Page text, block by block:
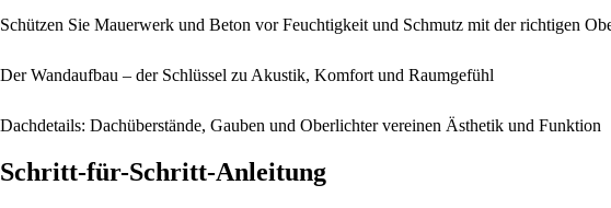
Schützen Sie Mauerwerk und Beton vor Feuchtigkeit und Schmutz mit der richtigen
Der Wandaufbau – der Schlüssel zu Akustik, Komfort und Raumgefühl
Dachdetails: Dachüberstände, Gauben und Oberlichter vereinen Ästhetik und Funktion
Schritt-für-Schritt-Anleitung